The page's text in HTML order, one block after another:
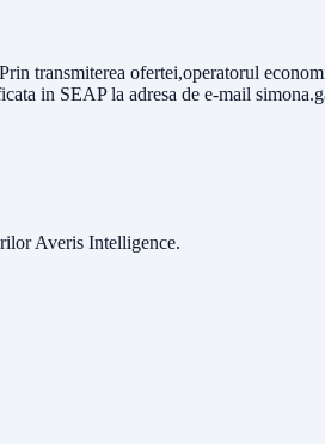
transmiterea ofertei,operatorul
in SEAP la adresa de e-mail
Averis Intelligence.